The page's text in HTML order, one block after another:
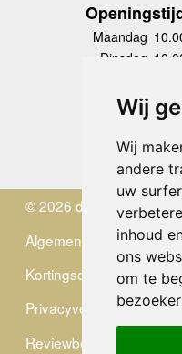
Wij
Wij
andere
uw
inhoud
ons
om te
Maandag
Dinsdag
Donderdag
Vrijdag
© 2026 de Zwerver
Algemene Voorwaarden
Kortingscode
Privacyverklaring
Reviewbeleid